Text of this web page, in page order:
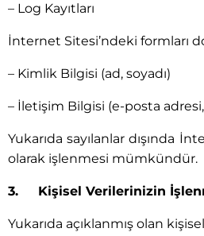
– Log Kayıtları
İnternet Sitesi’ndeki formları
– Kimlik Bilgisi (ad, soyadı)
– İletişim Bilgisi (e-posta
Yukarıda sayılanlar dışında
olarak işlenmesi mümkündür.
3. Kişisel Verilerinizin
Yukarıda açıklanmış olan